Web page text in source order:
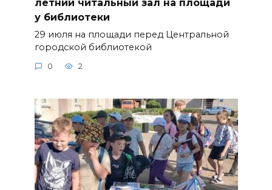
летний читальный зал на площади
у библиотеки
29 июля на площади перед Центральной
городской библиотекой
0 2